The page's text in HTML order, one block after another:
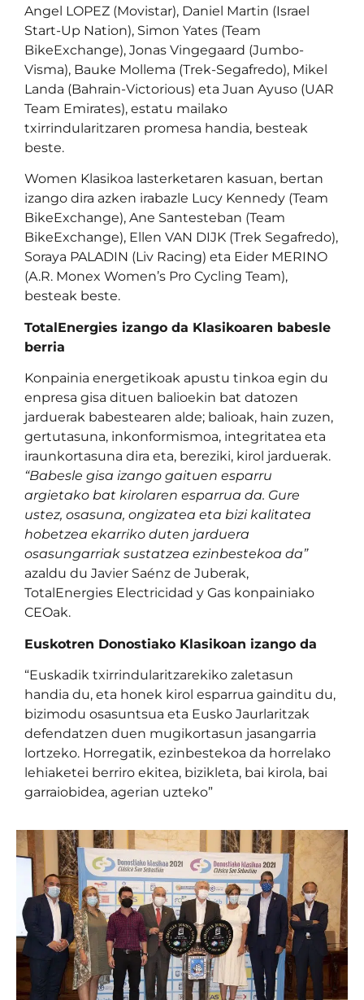
Angel LOPEZ (Movistar), Daniel Martin (Israel
Start-Up Nation), Simon Yates (Team
BikeExchange), Jonas Vingegaard (Jumbo-
Visma), Bauke Mollema (Trek-Segafredo), Mikel
Landa (Bahrain-Victorious) eta Juan Ayuso (UAR
Team Emirates), estatu mailako
txirrindularitzaren promesa handia, besteak
beste.
Women Klasikoa lasterketaren kasuan, bertan
izango dira azken irabazle Lucy Kennedy (Team
BikeExchange), Ane Santesteban (Team
BikeExchange), Ellen VAN DIJK (Trek Segafredo),
Soraya PALADIN (Liv Racing) eta Eider MERINO
(A.R. Monex Women’s Pro Cycling Team),
besteak beste.
TotalEnergies izango da Klasikoaren babesle
berria
Konpainia energetikoak apustu tinkoa egin du
enpresa gisa dituen balioekin bat datozen
jarduerak babestearen alde; balioak, hain zuzen,
gertutasuna, inkonformismoa, integritatea eta
iraunkortasuna dira eta, bereziki, kirol jarduerak.
“Babesle gisa izango gaituen esparru
argietako bat kirolaren esparrua da. Gure
ustez, osasuna, ongizatea eta bizi kalitatea
hobetzea ekarriko duten jarduera
osasungarriak sustatzea ezinbestekoa da”
azaldu du Javier Saénz de Juberak,
TotalEnergies Electricidad y Gas konpainiako
CEOak.
Euskotren Donostiako Klasikoan izango da
“Euskadik txirrindularitzarekiko zaletasun
handia du, eta honek kirol esparrua gainditu du,
bizimodu osasuntsua eta Eusko Jaurlaritzak
defendatzen duen mugikortasun jasangarria
lortzeko. Horregatik, ezinbestekoa da horrelako
lehiaketei berriro ekitea, bizikleta, bai kirola, bai
garraiobidea, agerian uzteko”